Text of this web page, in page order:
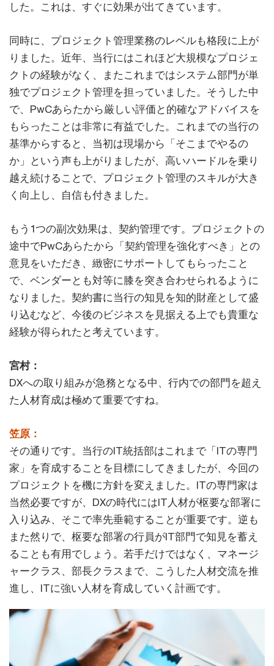
した。これは、すぐに効果が出てきています。
同時に、プロジェクト管理業務のレベルも格段に上が
りました。近年、当行にはこれほど大規模なプロジェ
クトの経験がなく、またこれまではシステム部門が単
独でプロジェクト管理を担っていました。そうした中
で、PwCあらたから厳しい評価と的確なアドバイスを
もらったことは非常に有益でした。これまでの当行の
基準からすると、当初は現場から「そこまでやるの
か」という声も上がりましたが、高いハードルを乗り
越え続けることで、プロジェクト管理のスキルが大き
く向上し、自信も付きました。
もう1つの副次効果は、契約管理です。プロジェクトの
途中でPwCあらたから「契約管理を強化すべき」との
意見をいただき、緻密にサポートしてもらったこと
で、ベンダーとも対等に膝を突き合わせられるように
なりました。契約書に当行の知見を知的財産として盛
り込むなど、今後のビジネスを見据える上でも貴重な
経験が得られたと考えています。
宮村：
DXへの取り組みが急務となる中、行内での部門を超え
た人材育成は極めて重要ですね。
笠原：
その通りです。当行のIT統括部はこれまで「ITの専門
家」を育成することを目標にしてきましたが、今回の
プロジェクトを機に方針を変えました。ITの専門家は
当然必要ですが、DXの時代にはIT人材が枢要な部署に
入り込み、そこで率先垂範することが重要です。逆も
また然りで、枢要な部署の行員がIT部門で知見を蓄え
ることも有用でしょう。若手だけではなく、マネージ
ャークラス、部長クラスまで、こうした人材交流を推
進し、ITに強い人材を育成していく計画です。